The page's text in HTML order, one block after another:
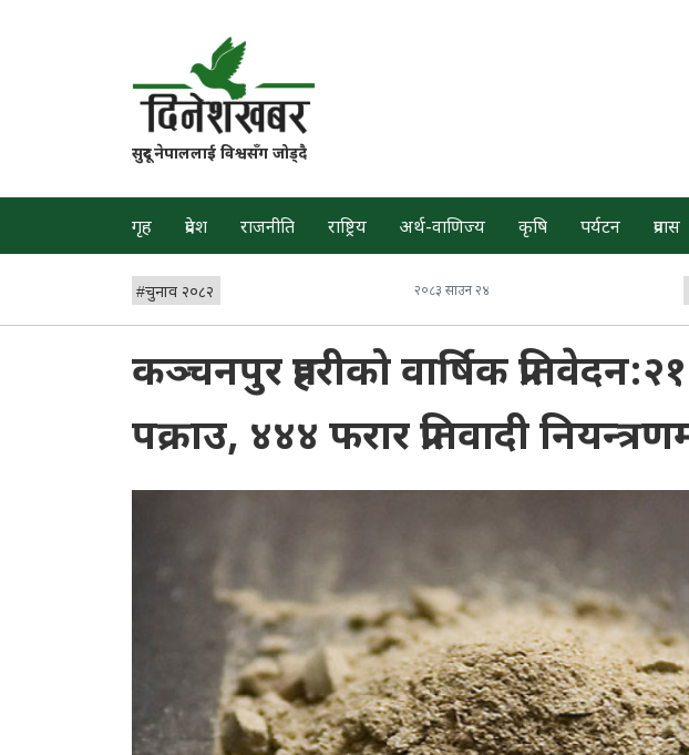
सुदूर नेपाललाई विश्वसँग जोड्दै
गृह प्रदेश राजनीति राष्ट्रिय अर्थ-वाणिज्य कृषि पर्यटन प्रवास
#चुनाव २०८२ २०८३ साउन २४
कञ्चनपुर प्रहरीको वार्षिक
पक्राउ, ४४४ फरार प्रतिवादी